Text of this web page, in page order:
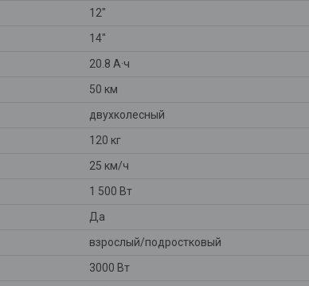
12"
14"
20.8 А·ч
50 км
двухколесный
120 кг
25 км/ч
1 500 Вт
Да
взрослый/подростковый
3000 Вт